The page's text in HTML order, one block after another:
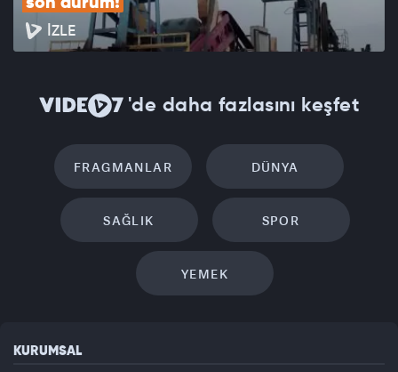
son durum!
İZLE
'de daha fazlasını keşfet
FRAGMANLAR DÜNYA
SAĞLIK SPOR
YEMEK
KURUMSAL